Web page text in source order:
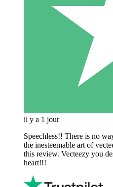
il y a 1 jour
Speechless!! There is no
the inesteemable art of
this review. Vecteezy you
heart!!!